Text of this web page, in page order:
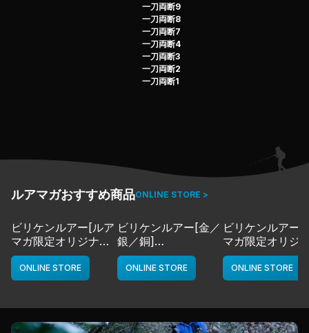
その釣法のシークレットが明かされる！！
一刀両断9
一刀両断8
一刀両断7
一刀両断4
一刀両断3
一刀両断2
一刀両断1
ルアマガおすすめ商品ONLINE STORE >
ビリケンルアー[ルア
マガ限定オリジナル
カラー／LMチャー
ト]
deps
ONLINE STORE
ビリケンルアー[金／
銀／銅]
deps
ONLINE STORE
ビリケンルアー[
マガ限定オリジ
カラー／LMボー
ワイト]
deps
ONLINE STORE